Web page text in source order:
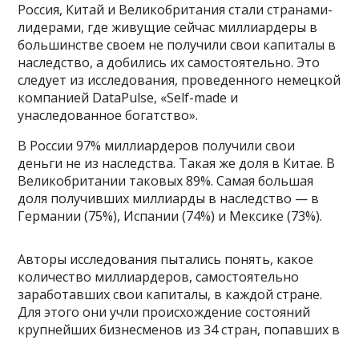
Россия, Китай и Великобритания стали странами-
лидерами, где живущие сейчас миллиардеры в
большинстве своем не получили свои капиталы в
наследство, а добились их самостоятельно. Это
следует из исследования, проведенного немецкой
компанией DataPulse, «Self-made и
унаследованное богатство».
В России 97% миллиардеров получили свои
деньги не из наследства. Такая же доля в Китае. В
Великобритании таковых 89%. Самая большая
доля получивших миллиарды в наследство — в
Германии (75%), Испании (74%) и Мексике (73%).
Авторы исследования пытались понять, какое
количество миллиардеров, самостоятельно
заработавших свои капиталы, в каждой стране.
Для этого они учли происхождение состояний
крупнейших бизнесменов из 34 стран, попавших в